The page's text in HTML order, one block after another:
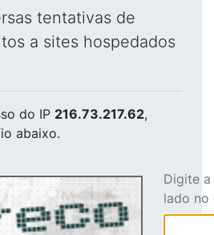
tentativas de
a sites hospedados
do IP 216.73.217.62,
abaixo.
Digite
lado no